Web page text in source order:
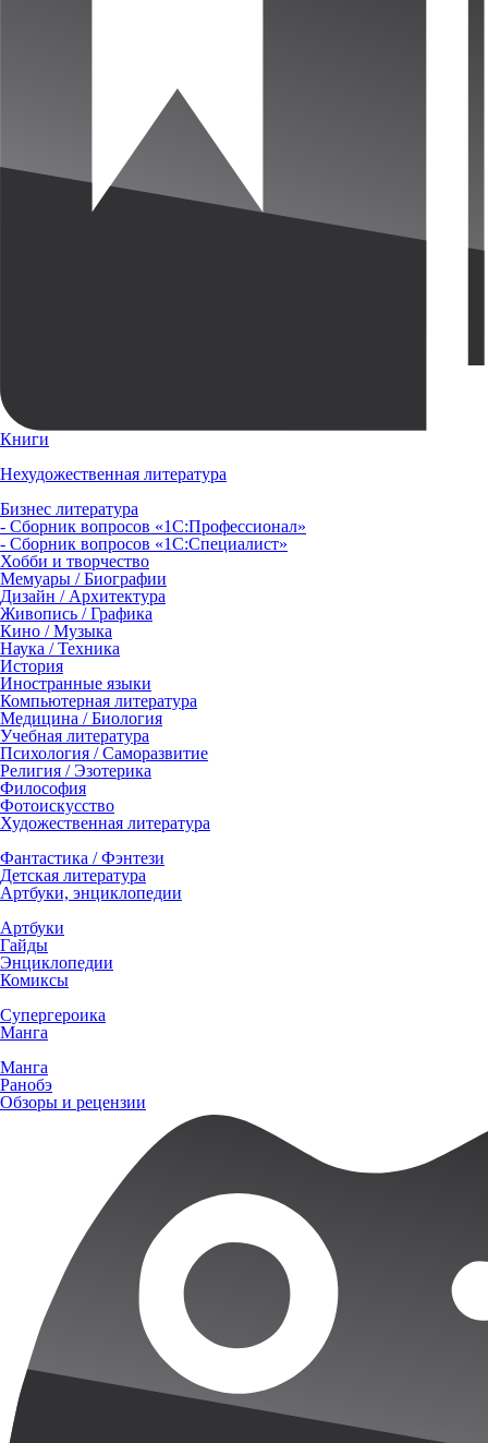
Книги
Нехудожественная литература
Бизнес литература
- Сборник вопросов «1С:Профессионал»
- Сборник вопросов «1С:Специалист»
Хобби и творчество
Мемуары / Биографии
Дизайн / Архитектура
Живопись / Графика
Кино / Музыка
Наука / Техника
История
Иностранные языки
Компьютерная литература
Медицина / Биология
Учебная литература
Психология / Саморазвитие
Религия / Эзотерика
Философия
Фотоискусство
Художественная литература
Фантастика / Фэнтези
Детская литература
Артбуки, энциклопедии
Артбуки
Гайды
Энциклопедии
Комиксы
Супергероика
Манга
Манга
Ранобэ
Обзоры и рецензии